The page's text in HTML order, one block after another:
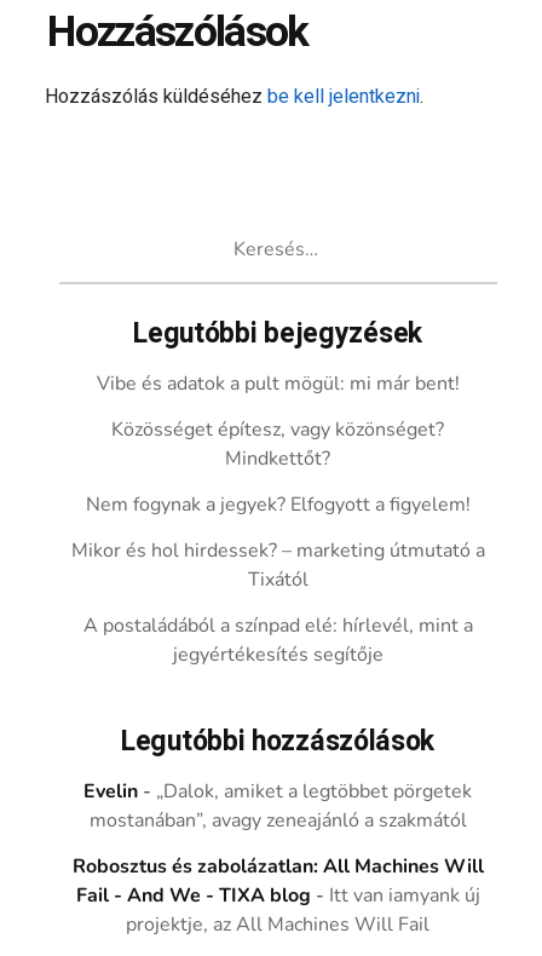
Hozzászólások
Hozzászólás küldéséhezbe kell jelentkezni.
Legutóbbi bejegyzések
Vibe és adatok a pult mögül: mi már bent!
Közösséget építesz, vagy közönséget?
Mindkettőt?
Nem fogynak a jegyek? Elfogyott a figyelem!
Mikor és hol hirdessek? – marketing útmutató a
Tixától
A postaládából a színpad elé: hírlevél, mint a
jegyértékesítés segítője
Legutóbbi hozzászólások
Evelin - „Dalok, amiket a legtöbbet pörgetek
mostanában”, avagy zeneajánló a szakmától
Robosztus és zabolázatlan: All Machines Will
Fail - And We - TIXA blog - Itt van iamyank új
projektje, az All Machines Will Fail